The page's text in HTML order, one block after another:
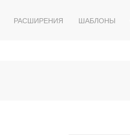
РАСШИРЕНИЯ ШАБЛОНЫ